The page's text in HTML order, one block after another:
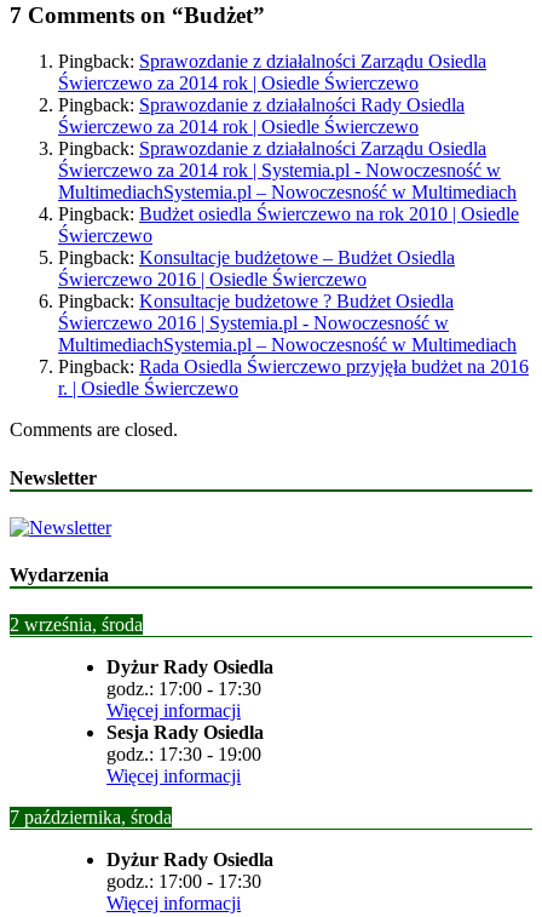
7 Comments on “Budżet”
Pingback: Sprawozdanie z działalności Zarządu Osiedla
Świerczewo za 2014 rok | Osiedle Świerczewo
Pingback: Sprawozdanie z działalności Rady Osiedla
Świerczewo za 2014 rok | Osiedle Świerczewo
Pingback: Sprawozdanie z działalności Zarządu Osiedla
Świerczewo za 2014 rok | Systemia.pl - Nowoczesność w
MultimediachSystemia.pl – Nowoczesność w Multimediach
Pingback: Budżet osiedla Świerczewo na rok 2010 | Osiedle
Świerczewo
Pingback: Konsultacje budżetowe – Budżet Osiedla
Świerczewo 2016 | Osiedle Świerczewo
Pingback: Konsultacje budżetowe ? Budżet Osiedla
Świerczewo 2016 | Systemia.pl - Nowoczesność w
MultimediachSystemia.pl – Nowoczesność w Multimediach
Pingback: Rada Osiedla Świerczewo przyjęła budżet na 2016
r. | Osiedle Świerczewo
Comments are closed.
Newsletter
Wydarzenia
2 września, środa
Dyżur Rady Osiedla
godz.: 17:00 - 17:30
Więcej informacji
Sesja Rady Osiedla
godz.: 17:30 - 19:00
Więcej informacji
7 października, środa
Dyżur Rady Osiedla
godz.: 17:00 - 17:30
Więcej informacji